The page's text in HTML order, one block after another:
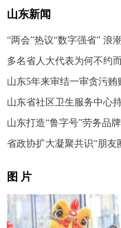
山东新闻
“两会”热议“数字强省” 浪
多名省人大代表为何不约
山东5年来审结一审贪污
山东省社区卫生服务中心
山东打造“鲁字号”劳务品
省政协扩大凝聚共识“朋友
图 片